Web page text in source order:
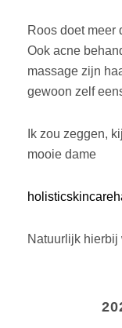
Roos doet meer
Ook acne
massage zijn
gewoon zelf
Ik zou zeggen,
mooie dame
Natuurlijk hierbij